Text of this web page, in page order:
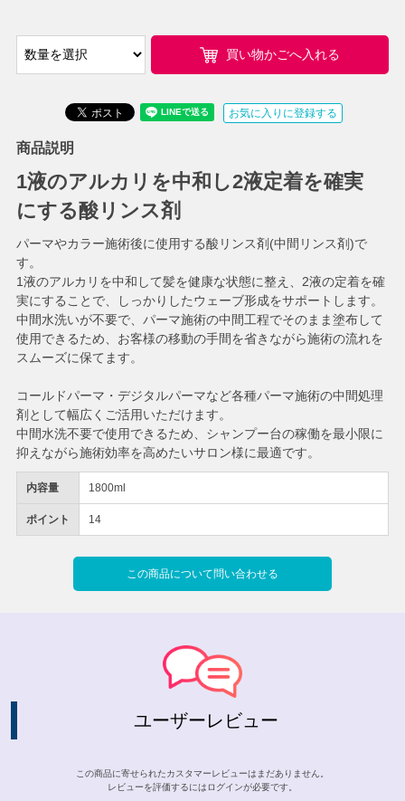
内容量 1800ml
ポイント 14
買い物かごへ入れる
お気に入りに登録する
この商品について問い合わせる
商品説明
1液のアルカリを中和し2液定着を確実
にする酸リンス剤
パーマやカラー施術後に使用する酸リンス剤(中間リンス剤)で
す。
1液のアルカリを中和して髪を健康な状態に整え、2液の定着を確
実にすることで、しっかりしたウェーブ形成をサポートします。
中間水洗いが不要で、パーマ施術の中間工程でそのまま塗布して
使用できるため、お客様の移動の手間を省きながら施術の流れを
スムーズに保てます。
コールドパーマ・デジタルパーマなど各種パーマ施術の中間処理
剤として幅広くご活用いただけます。
中間水洗不要で使用できるため、シャンプー台の稼働を最小限に
抑えながら施術効率を高めたいサロン様に最適です。
ユーザーレビュー
この商品に寄せられたカスタマーレビューはまだありません。
レビューを評価するには ログインが必要です。